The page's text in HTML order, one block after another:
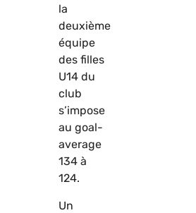
la
deuxième
équipe
des filles
U14 du
club
s’impose
au goal-
average
134 à
124.
Un